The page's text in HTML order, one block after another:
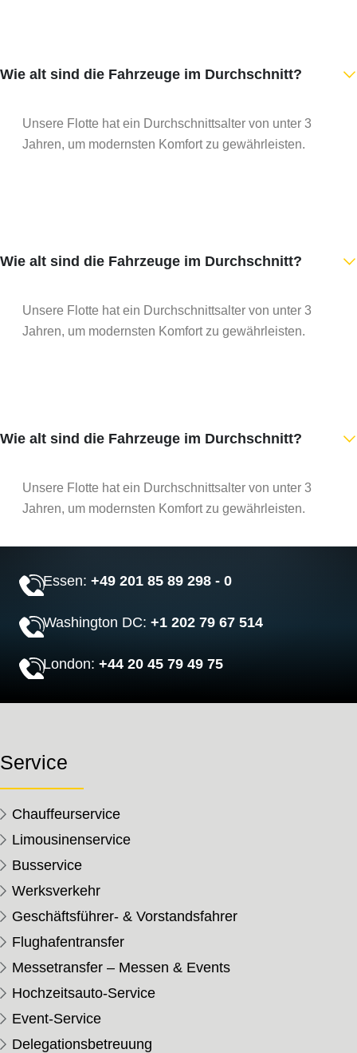
Wie alt sind die Fahrzeuge im Durchschnitt?
Unsere Flotte hat ein Durchschnittsalter von unter 3
Jahren, um modernsten Komfort zu gewährleisten.
Wie alt sind die Fahrzeuge im Durchschnitt?
Unsere Flotte hat ein Durchschnittsalter von unter 3
Jahren, um modernsten Komfort zu gewährleisten.
Wie alt sind die Fahrzeuge im Durchschnitt?
Unsere Flotte hat ein Durchschnittsalter von unter 3
Jahren, um modernsten Komfort zu gewährleisten.
Essen:+49 201 85 89 298 - 0
Washington DC:+1 202 79 67 514
London:+44 20 45 79 49 75
Service
Chauffeurservice
Limousinenservice
Busservice
Werksverkehr
Geschäftsführer- & Vorstandsfahrer
Flughafentransfer
Messetransfer – Messen & Events
Hochzeitsauto-Service
Event-Service
Delegationsbetreuung